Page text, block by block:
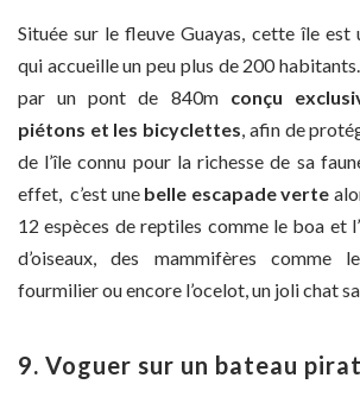
Située sur le fleuve Guayas, cette île est
qui accueille un peu plus de 200
par un pont de 840m conçu
piétons et les bicyclettes, afin de
de l’île connu pour la richesse de sa
effet, c’est une belle escapade verte
12 espèces de reptiles comme le boa et
d’oiseaux, des mammifères comme
fourmilier ou encore l’ocelot, un joli chat
9. Voguer sur un bateau